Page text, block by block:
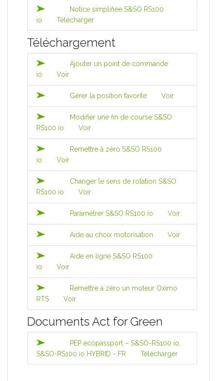
Notice simplifiée S&SO RS100
io
Télécharger
Téléchargement
Ajouter un point de commande
io
Voir
Gérer la position favorite Voir
Modifier une fin de course S&SO
RS100 io
Voir
Remettre à zéro S&SO RS100
io
Voir
Changer le sens de rotation S&SO
RS100 io
Voir
Paramétrer S&SO RS100 io Voir
Aide au choix motorisation Voir
Aide en ligne S&SO RS100
io
Voir
Remettre à zéro un moteur Oximo
RTS
Voir
Documents Act for Green
PEP ecopassport – S&SO-RS100 io,
S&SO-RS100 io HYBRID - FR
Télécharger